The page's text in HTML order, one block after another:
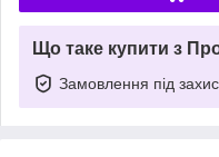
Що таке купити з
Замовлення під